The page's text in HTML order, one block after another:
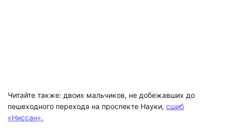
Читайте также: двоих мальчиков, не добежавших до
пешеходного перехода на проспекте Науки, сшиб
«Ниссан».